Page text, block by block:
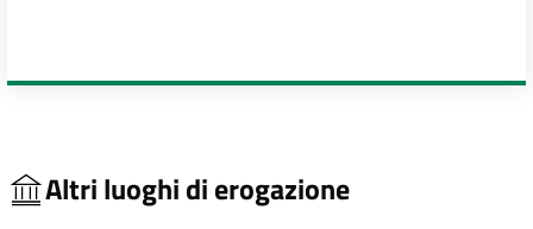
Altri luoghi di erogazione